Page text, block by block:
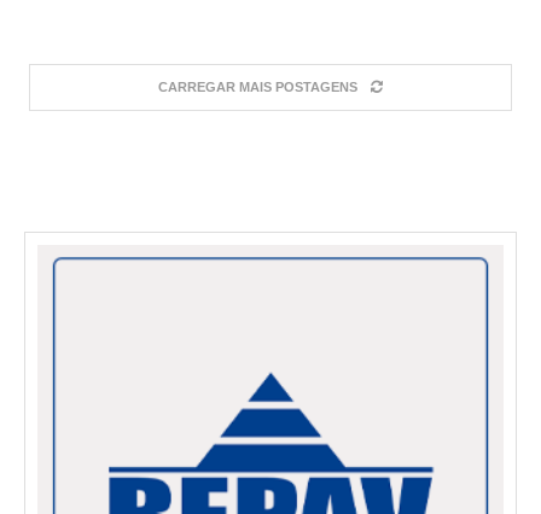
CARREGAR MAIS POSTAGENS